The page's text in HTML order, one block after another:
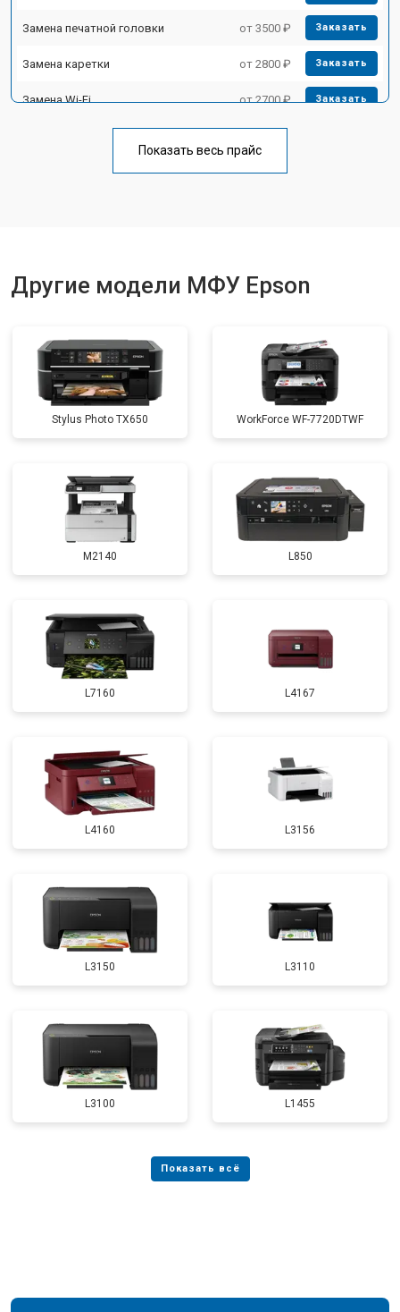
Замена печатной головки от 3500 ₽ Заказать
Замена каретки от 2800 ₽ Заказать
Замена Wi-Fi от 2700 ₽ Заказать
от 3500 ₽
Показать весь прайс
Другие модели МФУ Epson
Stylus Photo TX650 WorkForce WF-7720DTWF
M2140 L850
L7160 L4167
L4160 L3156
L3150 L3110
L3100 L1455